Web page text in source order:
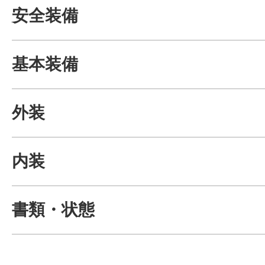
安全装備
基本装備
外装
内装
書類・状態